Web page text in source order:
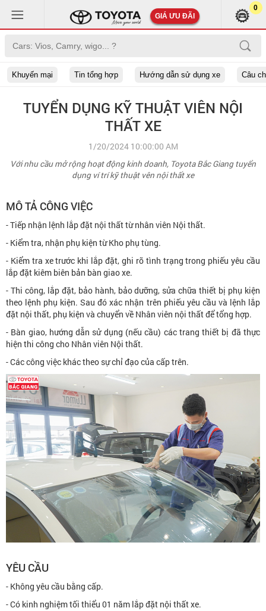
GIÁ ƯU ĐÃI
0
Khuyến mại Tin tổng hợp Hướng dẫn sử dụng xe Câu
TUYỂN DỤNG KỸ THUẬT VIÊN NỘI
THẤT XE
1/20/2024 10:00:00 AM
Với nhu cầu mở rộng hoạt động kinh doanh, Toyota Bắc Giang tuyển
dụng ví trí kỹ thuật vên nội thất xe
MÔ TẢ CÔNG VIỆC
- Tiếp nhận lệnh lắp đặt nội thất từ nhân viên Nội thất.
- Kiểm tra, nhận phụ kiện từ Kho phụ tùng.
- Kiểm tra xe trước khi lắp đặt, ghi rõ tình trạng trong phiếu yêu cầu
lắp đặt kiêm biên bản bàn giao xe.
- Thi công, lắp đặt, bảo hành, bảo dưỡng, sửa chữa thiết bị phụ kiện
theo lệnh phụ kiện. Sau đó xác nhận trên phiếu yêu cầu và lệnh lắp
đặt nội thất, phụ kiện và chuyển về Nhân viên nội thất để tổng hợp.
- Bàn giao, hướng dẫn sử dụng (nếu cầu) các trang thiết bị đã thực
hiện thi công cho Nhân viên Nội thất.
- Các công việc khác theo sự chỉ đạo của cấp trên.
YÊU CẦU
- Không yêu cầu bằng cấp.
- Có kinh nghiệm tối thiểu 01 năm lắp đặt nội thất xe.